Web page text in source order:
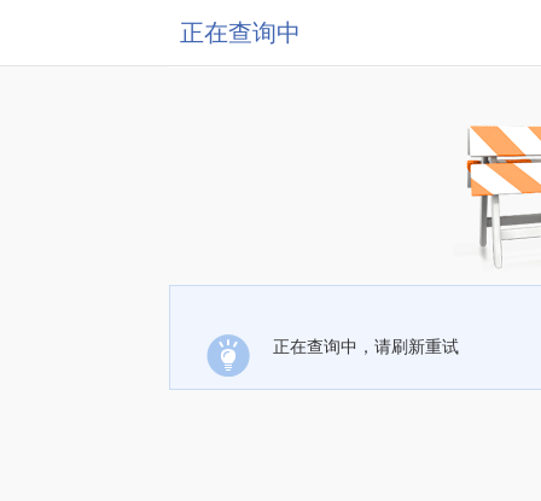
正在查询中
正在查询中，请刷新重试